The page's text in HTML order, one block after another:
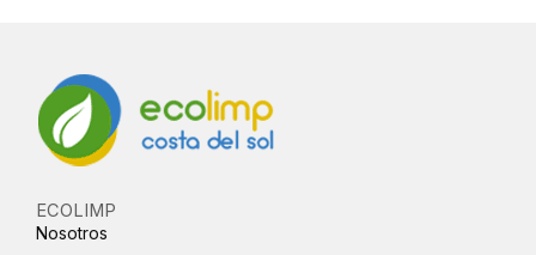
ECOLIMP
Nosotros